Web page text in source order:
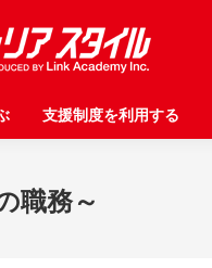
支援制度を利用する
職務～
支援制度を利用する